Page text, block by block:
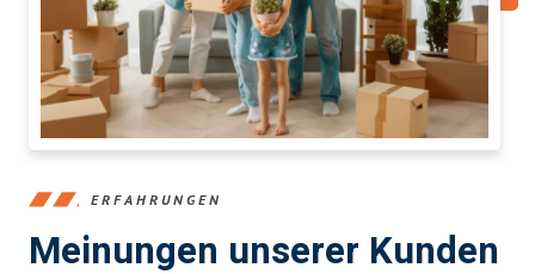
ERFAHRUNGEN
Meinungen unserer Kunden